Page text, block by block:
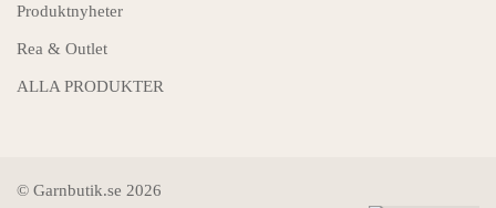
Produktnyheter
Rea & Outlet
ALLA PRODUKTER
© Garnbutik.se 2026